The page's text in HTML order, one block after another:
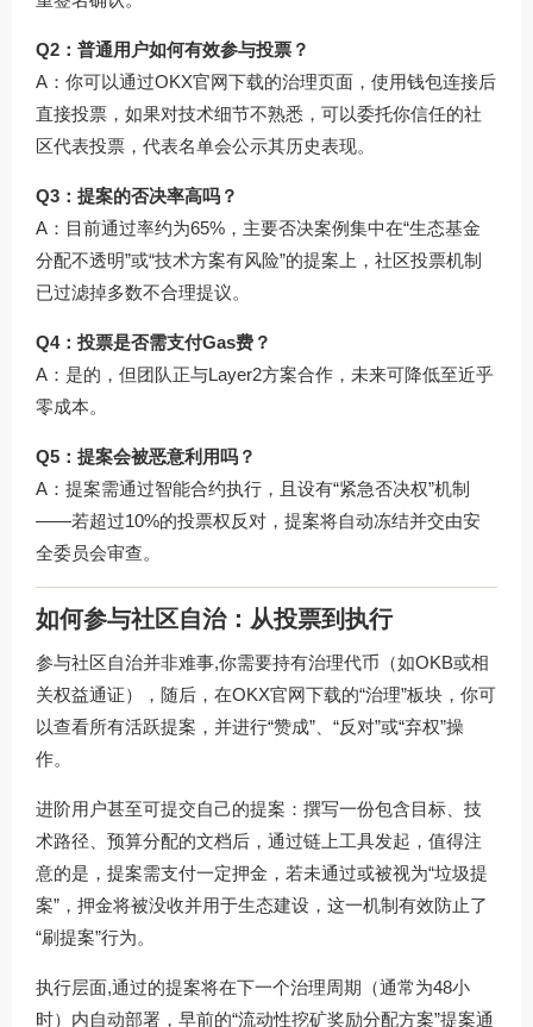
Q2：普通用户如何有效参与投票？
A：你可以通过OKX官网下载的治理页面，使用钱包连接后
直接投票，如果对技术细节不熟悉，可以委托你信任的社
区代表投票，代表名单会公示其历史表现。
Q3：提案的否决率高吗？
A：目前通过率约为65%，主要否决案例集中在“生态基金
分配不透明”或“技术方案有风险”的提案上，社区投票机制
已过滤掉多数不合理提议。
Q4：投票是否需支付Gas费？
A：是的，但团队正与Layer2方案合作，未来可降低至近乎
零成本。
Q5：提案会被恶意利用吗？
A：提案需通过智能合约执行，且设有“紧急否决权”机制
——若超过10%的投票权反对，提案将自动冻结并交由安
全委员会审查。
如何参与社区自治：从投票到执行
参与社区自治并非难事,你需要持有治理代币（如OKB或相
关权益通证），随后，在OKX官网下载的“治理”板块，你可
以查看所有活跃提案，并进行“赞成”、“反对”或“弃权”操
作。
进阶用户甚至可提交自己的提案：撰写一份包含目标、技
术路径、预算分配的文档后，通过链上工具发起，值得注
意的是，提案需支付一定押金，若未通过或被视为“垃圾提
案”，押金将被没收并用于生态建设，这一机制有效防止了
“刷提案”行为。
执行层面,通过的提案将在下一个治理周期（通常为48小
时）内自动部署，早前的“流动性挖矿奖励分配方案”提案通